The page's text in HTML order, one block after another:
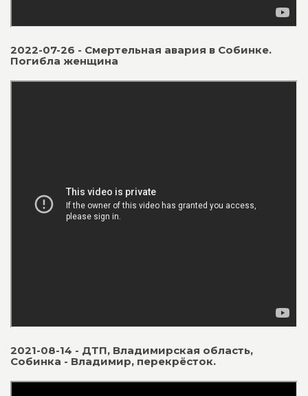
2022-07-26 - Смертельная авария в Собинке.
Погибла женщина
2021-08-14 - ДТП, Владимирская область,
Собинка - Владимир, перекрёсток.